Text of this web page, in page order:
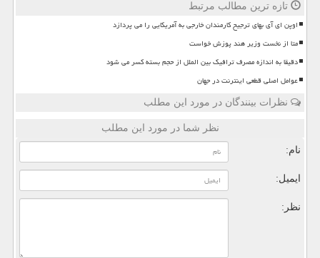
تازه ترین مطالب مرتبط
اوپن ای آی بهای ترجیح کارمندان خارجی به آمریکایی را می پردازد
متا از نخست وزیر هند پوزش خواست
دقیقا به اندازه مصرف ترافیک بین الملل از حجم بسته کسر می شود
عوامل اصلی قطعی اینترنت در جهان
نظرات بینندگان در مورد این مطلب
نظر شما در مورد این مطلب
نام:
ایمیل:
نظر: